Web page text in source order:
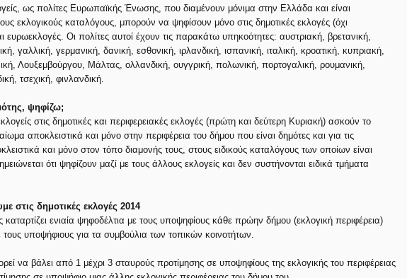
ως πολίτες Ευρωπαϊκής Ένωσης, που διαμένουν μόνιμα στην Ελλάδα και είναι
εκλογικούς καταλόγους, μπορούν να ψηφίσουν μόνο στις δημοτικές εκλογές (όχι
ευρωεκλογές. Οι πολίτες αυτοί έχουν τις παρακάτω υπηκοότητες: αυστριακή, βρετανική,
γαλλική, γερμανική, δανική, εσθονική, ιρλανδική, ισπανική, ιταλική, κροατική, κυπριακή,
Λουξεμβούργου, Μάλτας, ολλανδική, ουγγρική, πολωνική, πορτογαλική, ρουμανική,
τσεχική, φινλανδική.
ψηφίζω;
στις δημοτικές και περιφερειακές εκλογές (πρώτη και δεύτερη Κυριακή) ασκούν το
αποκλειστικά και μόνο στην περιφέρεια του δήμου που είναι δημότες και για τις
και μόνο στον τόπο διαμονής τους, στους ειδικούς καταλόγους των οποίων είναι
ότι ψηφίζουν μαζί με τους άλλους εκλογείς και δεν συστήνονται ειδικά τμήματα
στις δημοτικές εκλογές 2014
ενιαία ψηφοδέλτια με τους υποψηφίους κάθε πρώην δήμου (εκλογική περιφέρεια)
τους υποψήφιους για τα συμβούλια των τοπικών κοινοτήτων.
να βάλει από 1 μέχρι 3 σταυρούς προτίμησης σε υποψηφίους της εκλογικής του περιφέρειας